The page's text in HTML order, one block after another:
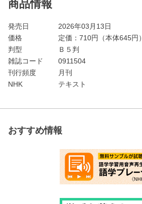
商品情報
発売日
2026年03月13日
価格
定価： 710円（本体645円）
判型
Ｂ５判
雑誌コード
0911504
刊行頻度
月刊
NHK
テキスト
おすすめ情報